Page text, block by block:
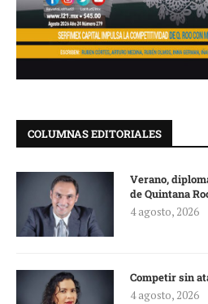
COLUMNAS EDITORIALES
Verano,
de Quintana
4 agosto, 2026
Competir sin
4 agosto, 2026